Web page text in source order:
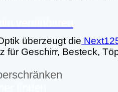
vereinbaren
überzeugt die
für Geschirr, Besteck,